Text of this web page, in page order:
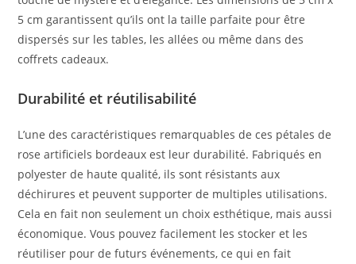
5 cm garantissent qu’ils ont la taille parfaite pour être
dispersés sur les tables, les allées ou même dans des
coffrets cadeaux.
Durabilité et réutilisabilité
L’une des caractéristiques remarquables de ces pétales de
rose artificiels bordeaux est leur durabilité. Fabriqués en
polyester de haute qualité, ils sont résistants aux
déchirures et peuvent supporter de multiples utilisations.
Cela en fait non seulement un choix esthétique, mais aussi
économique. Vous pouvez facilement les stocker et les
réutiliser pour de futurs événements, ce qui en fait